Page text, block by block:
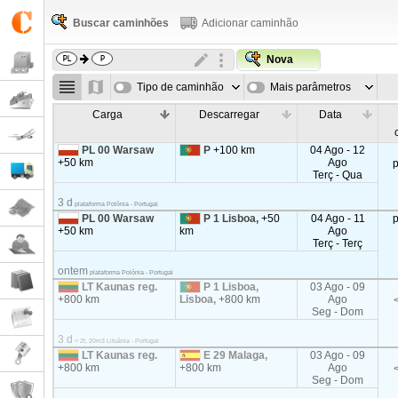
Buscar caminhões Adicionar caminhão
Nova
Tipo de caminhão Mais parâmetros
Carga Descarregar
Data
PL 00 Warsaw
+50 km
P+100 km
04 Ago - 12
Ago
Terç - Qua
3 d plataforma Polônia - Portugal
PL 00 Warsaw
+50 km
P 1 Lisboa,+50
km
04 Ago - 11
Ago
Terç - Terç
ontem plataforma Polônia - Portugal
LT Kaunas reg.
+800 km
P 1 Lisboa,
Lisboa,+800 km
03 Ago - 09
Ago
Seg - Dom
3 d < 2t, 20m3 Lituânia - Portugal
LT Kaunas reg.
+800 km
E 29 Malaga,
+800 km
03 Ago - 09
Ago
Seg - Dom